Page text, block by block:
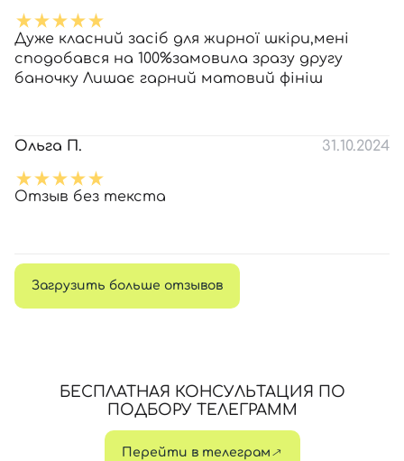
Дуже класний засіб для жирної шкіри,мені
сподобався на 100%замовила зразу другу
баночку Лишає гарний матовий фініш
Ольга П. 31.10.2024
Отзыв без текста
Загрузить больше отзывов
БЕСПЛАТНАЯ КОНСУЛЬТАЦИЯ ПО
ПОДБОРУ ТЕЛЕГРАММ
Перейти в телеграм